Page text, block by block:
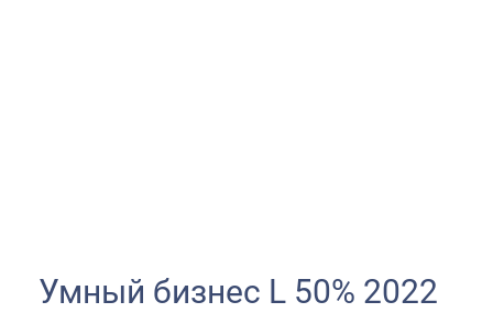
Умный бизнес L 50% 2022